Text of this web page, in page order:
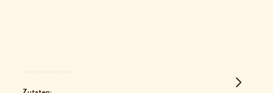
OREO STUFFED COOKIES